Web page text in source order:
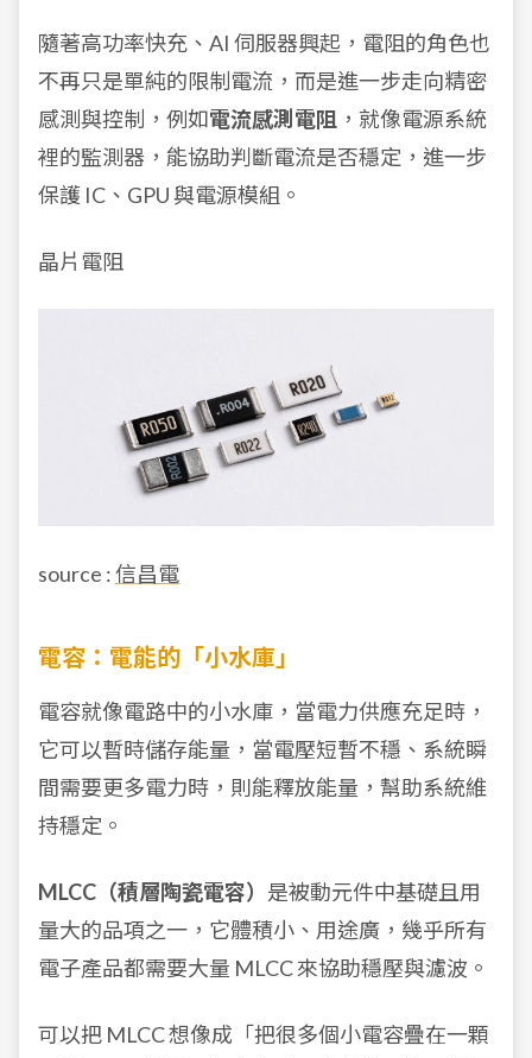
隨著高功率快充、AI 伺服器興起，電阻的角色也
不再只是單純的限制電流，而是進一步走向精密
感測與控制，例如電流感測電阻 ，就像電源系統
裡的監測器，能協助判斷電流是否穩定，進一步
保護 IC、GPU 與電源模組。
晶片電阻
source :信昌電
電容：電能的「小水庫」
電容就像電路中的小水庫，當電力供應充足時，
它可以暫時儲存能量，當電壓短暫不穩、系統瞬
間需要更多電力時，則能釋放能量，幫助系統維
持穩定。
MLCC（積層陶瓷電容） 是被動元件中基礎且用
量大的品項之一，它體積小、用途廣，幾乎所有
電子產品都需要大量 MLCC 來協助穩壓與濾波。
可以把 MLCC 想像成「把很多個小電容疊在一顆